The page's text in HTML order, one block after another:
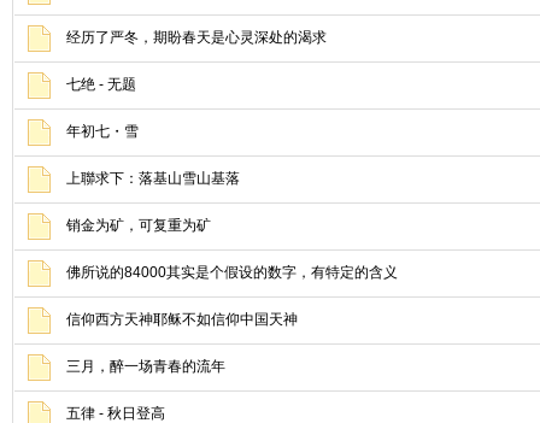
经历了严冬，期盼春天是心灵深处的渴求
七绝 - 无题
年初七・雪
上聯求下：落基山雪山基落
销金为矿，可复重为矿
佛所说的84000其实是个假设的数字，有特定的含义
信仰西方天神耶稣不如信仰中国天神
三月，醉一场青春的流年
五律 - 秋日登高